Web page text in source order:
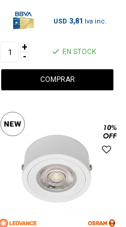
USD 3,81
+
- EN STOCK